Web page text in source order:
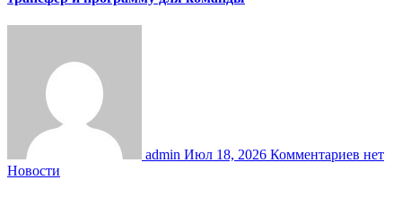
admin Июл 18, 2026 Комментариев нет
Новости